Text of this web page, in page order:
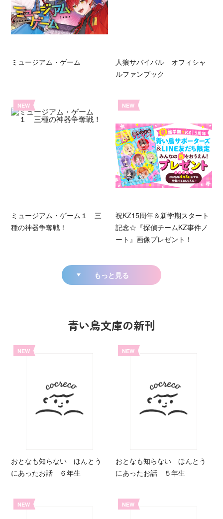
ミュージアム・ゲーム
人狼サバイバル オフィシャ
ルファンブック
NEW
ミュージアム・ゲーム１ 三
種の神器争奪戦！
NEW
祝KZ15周年＆新学期スタート
記念☆『探偵チームKZ事件ノ
ート』画像プレゼント！
もっと見る
青い鳥文庫の新刊
NEW
おとなも知らない ほんとう
にあったお話 ６年生
NEW
おとなも知らない ほんとう
にあったお話 ５年生
NEW NEW